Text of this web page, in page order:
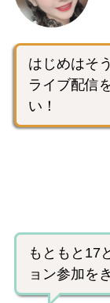
はじめはそ
ライブ配信
い！
もともと17
ョン参加を